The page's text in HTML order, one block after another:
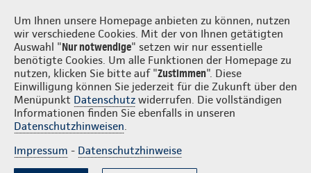
Um Ihnen unsere Homepage anbieten zu können, nutzen
wir verschiedene Cookies. Mit der von Ihnen getätigten
Auswahl "Nur notwendige" setzen wir nur essentielle
benötigte Cookies. Um alle Funktionen der Homepage zu
nutzen, klicken Sie bitte auf "Zustimmen". Diese
Einwilligung können Sie jederzeit für die Zukunft über den
Menüpunkt Datenschutz widerrufen. Die vollständigen
Informationen finden Sie ebenfalls in unseren
Datenschutzhinweisen.
Impressum - Datenschutzhinweise
Jens Stettin Login